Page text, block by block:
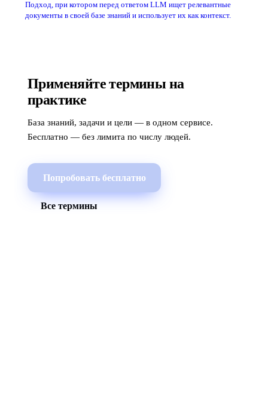
Подход, при котором перед ответом LLM ищет релевантные
документы в своей базе знаний и использует их как контекст.
Применяйте термины на
практике
База знаний, задачи и цели — в одном сервисе.
Бесплатно — без лимита по числу людей.
Попробовать бесплатно
Все термины